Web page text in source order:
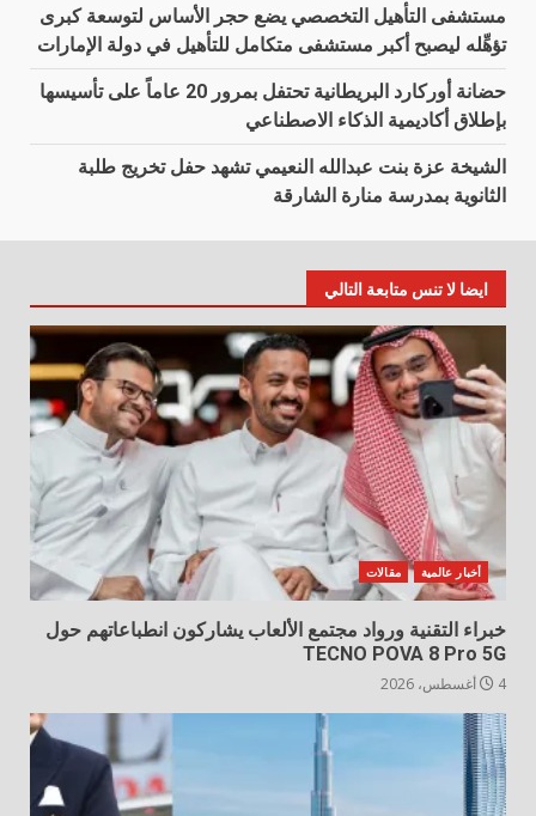
مستشفى التأهيل التخصصي يضع حجر الأساس لتوسعة كبرى
تؤهِّله ليصبح أكبر مستشفى متكامل للتأهيل في دولة الإمارات
حضانة أوركارد البريطانية تحتفل بمرور 20 عاماً على تأسيسها
بإطلاق أكاديمية الذكاء الاصطناعي
الشيخة عزة بنت عبدالله النعيمي تشهد حفل تخريج طلبة
الثانوية بمدرسة منارة الشارقة
ايضا لا تنس متابعة التالي
أخبار عالمية مقالات
خبراء التقنية ورواد مجتمع الألعاب يشاركون انطباعاتهم حول
TECNO POVA 8 Pro 5G
4 أغسطس، 2026